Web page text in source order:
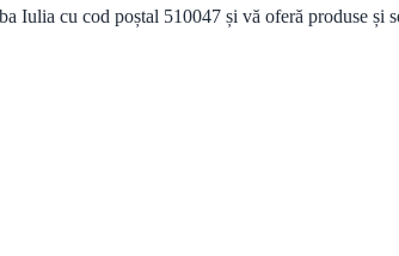
cu cod poștal 510047 și vă oferă produse și